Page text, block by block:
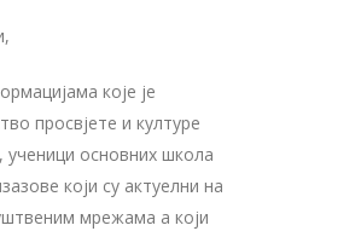
које је
просвјете и културе
ученици основних школа
који су актуелни на
мрежама а који